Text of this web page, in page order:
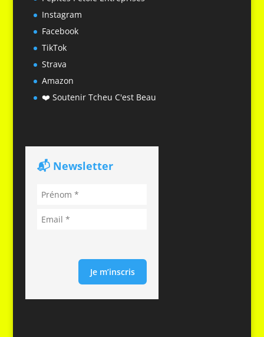
Instagram
Facebook
TikTok
Strava
Amazon
❤️ Soutenir Tcheu C'est Beau
📬 Newsletter